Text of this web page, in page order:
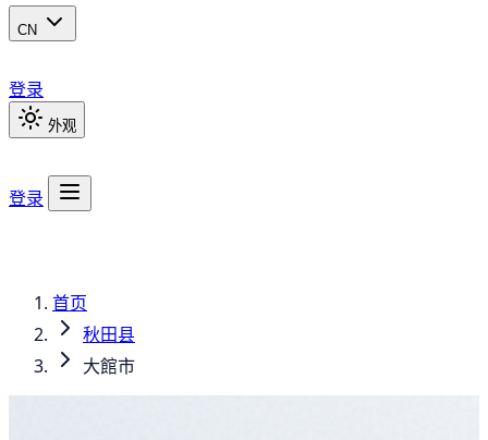
CN
登录
外观
登录
首页
秋田县
大館市